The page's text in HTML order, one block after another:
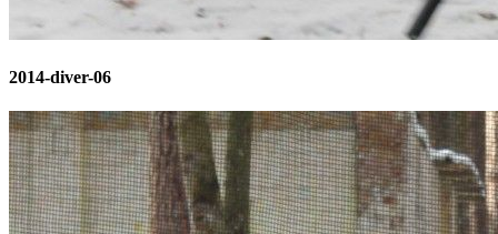
2014-diver-06